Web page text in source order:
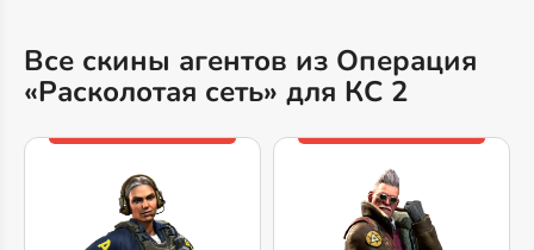
Все скины агентов из Операция
«Расколотая сеть» для КС 2